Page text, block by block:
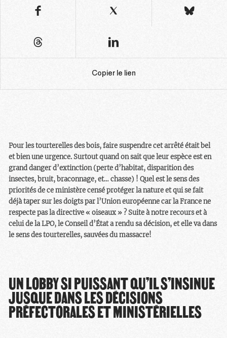
Copier le lien
Pour les tourterelles des bois, faire suspendre cet arrêté était bel
et bien une urgence. Surtout quand on sait que leur espèce est en
grand danger d’extinction (perte d’habitat, disparition des
insectes, bruit, braconnage, et… chasse) ! Quel est le sens des
priorités de ce ministère censé protéger la nature et qui se fait
déjà taper sur les doigts par l’Union européenne car la France ne
respecte pas la directive « oiseaux » ? Suite à notre recours et à
celui de la LPO, le Conseil d’État a rendu sa décision, et elle va dans
le sens des tourterelles, sauvées du massacre!
UN LOBBY SI PUISSANT QU’IL S’INSINUE
JUSQUE DANS LES DÉCISIONS
PRÉFECTORALES ET MINISTÉRIELLES